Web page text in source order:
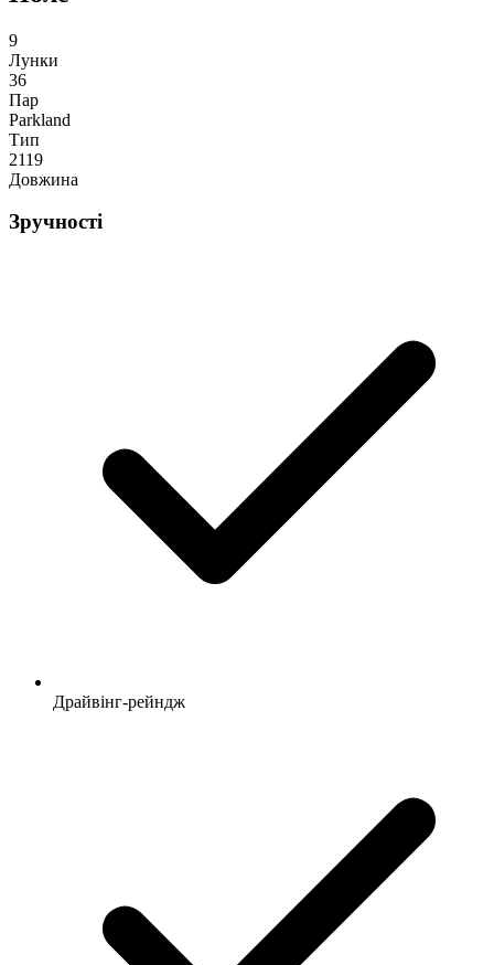
9
Лунки
36
Пар
Parkland
Тип
2119
Довжина
Зручності
Драйвінг-рейндж